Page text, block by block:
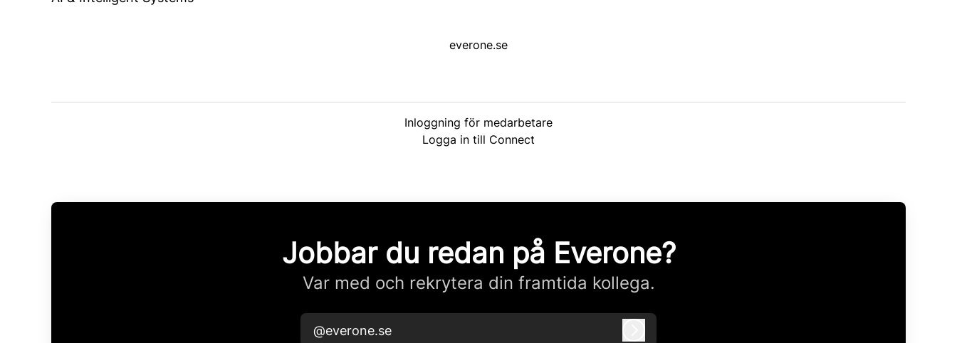
everone.se
Inloggning för medarbetare
Logga in till Connect
Jobbar du redan på Everone?
Var med och rekrytera din framtida kollega.
@everone.se